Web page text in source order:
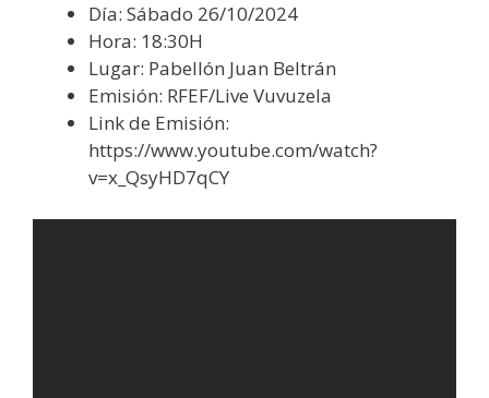
Día: Sábado 26/10/2024
Hora: 18:30H
Lugar: Pabellón Juan Beltrán
Emisión: RFEF/Live Vuvuzela
Link de Emisión:
https://www.youtube.com/watch?
v=x_QsyHD7qCY